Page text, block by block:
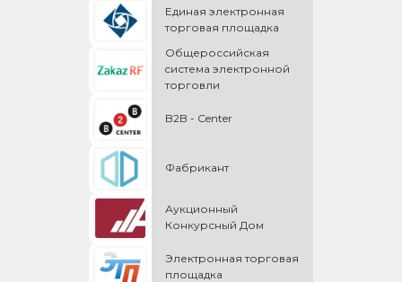
Единая электронная
торговая площадка
Общероссийская
cистема электронной
торговли
B2B - Center
Фабрикант
Аукционный
Конкурсный Дом
Электронная торговая
площадка